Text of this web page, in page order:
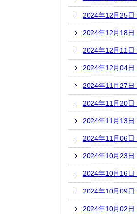
2024年12月25日
2024年12月18日
2024年12月11日
2024年12月04日
2024年11月27日
2024年11月20日
2024年11月13日
2024年11月06日
2024年10月23日
2024年10月16日
2024年10月09日
2024年10月02日